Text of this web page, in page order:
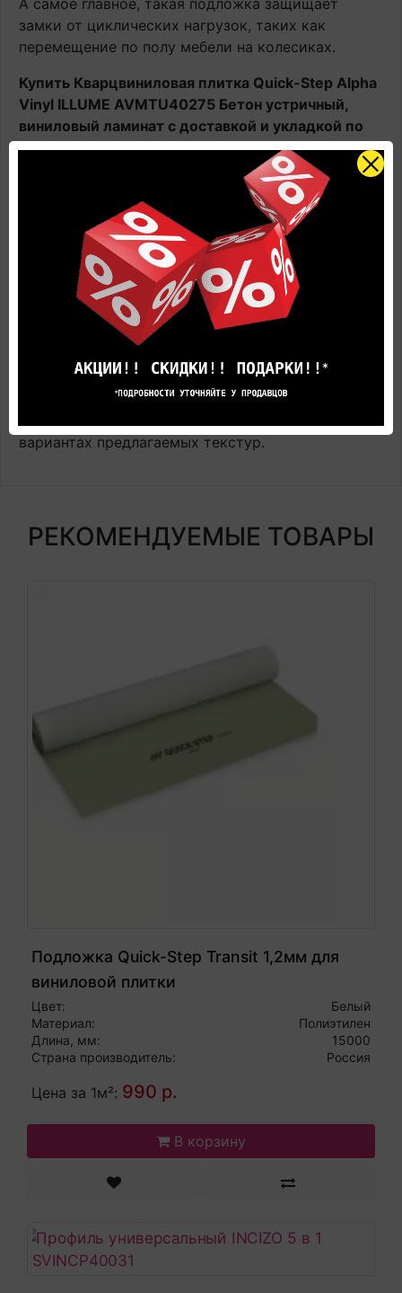
А самое главное, такая подложка защищает
замки от циклических нагрузок, таких как
перемещение по полу мебели на колесиках.
Купить Кварцвиниловая плитка Quick-Step Alpha
Vinyl ILLUME AVMTU40275 Бетон устричный,
виниловый ламинат с доставкой и укладкой по
цене производителявы всегда сможете Online в
этом каталоге или в нашем салоне официального
Наличие: В наличии на главном складе, срок
поставки 1-3 рабочих дня.
Оплачивайте товар онлайн. Так будет дешевле!
Цена в салоне может быть отличной от указанной
Представленные на фотографиях цвета товара
могут не совпадают с реальными, а лишь дают
вариантах предлагаемых текстур.
РЕКОМЕНДУЕМЫЕ ТОВАРЫ
Подложка Quick-Step Transit 1,2мм для
виниловой плитки
Цвет:
Белый
Материал:
Полиэтилен
Длина, мм:
15000
Страна производитель:
Россия
Цена за 1м²: 990 р.
В корзину